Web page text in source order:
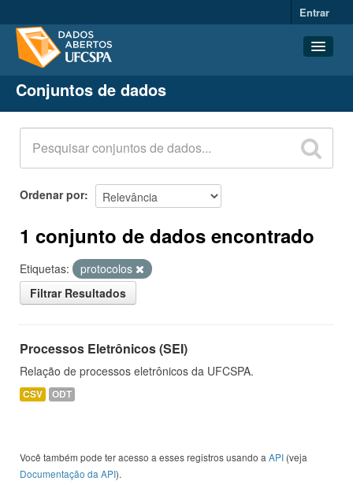
Entrar
Conjuntos de dados
Organizações
Grupos
Sobre
Conjuntos de dados
Ordenar por
1 conjunto de dados encontrado
Etiquetas:
protocolos
Filtrar Resultados
Processos Eletrônicos (SEI)
Relação de processos eletrônicos da UFCSPA.
CSV ODT
Você também pode ter acesso a esses registros usando a API (veja
Documentação da API).